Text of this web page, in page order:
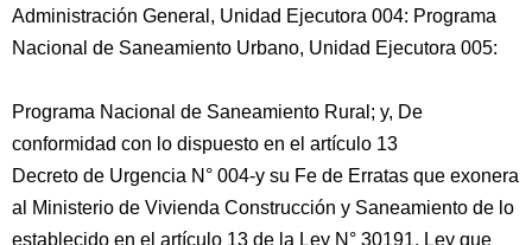
Administración General, Unidad Ejecutora 004: Programa
Nacional de Saneamiento Urbano, Unidad Ejecutora 005:
Programa Nacional de Saneamiento Rural; y, De
conformidad con lo dispuesto en el artículo 13
Decreto de Urgencia N° 004-y su Fe de Erratas que exonera
al Ministerio de Vivienda Construcción y Saneamiento de lo
establecido en el artículo 13 de la Ley N° 30191, Ley que